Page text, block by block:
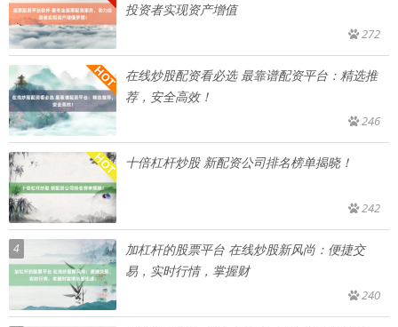
投资者实现资产增值
272
在线炒股配资看必选 最靠谱配资平台：精选推
荐，安全高效！
246
十倍杠杆炒股 新配资公司排名榜单揭晓！
242
4
加杠杆的股票平台 在线炒股新风尚：便捷交
易，实时行情，掌握财
240